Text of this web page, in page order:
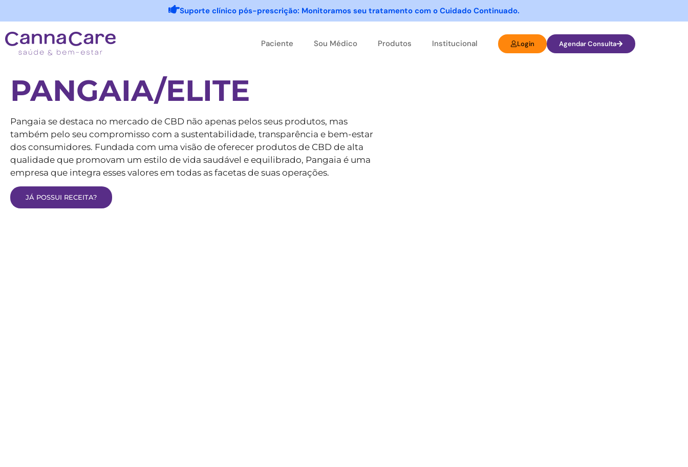
Suporte clínico pós-prescrição: Monitoramos seu tratamento com o Cuidado Continuado.
Paciente Sou Médico Produtos Institucional Login Agendar Consulta
PANGAIA/ELITE
Pangaia se destaca no mercado de CBD não apenas pelos seus produtos, mas
também pelo seu compromisso com a sustentabilidade, transparência e bem-estar
dos consumidores. Fundada com uma visão de oferecer produtos de CBD de alta
qualidade que promovam um estilo de vida saudável e equilibrado, Pangaia é uma
empresa que integra esses valores em todas as facetas de suas operações.
JÁ POSSUI RECEITA?